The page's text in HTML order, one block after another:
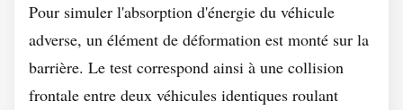
Pour simuler l'absorption d'énergie du véhicule
adverse, un élément de déformation est monté sur la
barrière. Le test correspond ainsi à une collision
frontale entre deux véhicules identiques roulant